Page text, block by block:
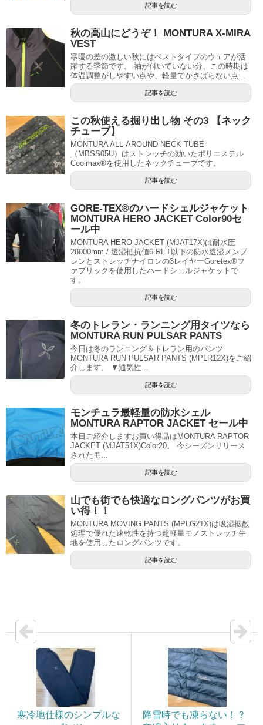
記事を読む
秋の高山にどうぞ！ MONTURA X-MIRA
VEST
寒暖の差の激しい秋にはベストタイプのウェアが活
躍する季節です。 袖が付いていない分、この時期は
体温調整がしやすい点や、軽量でかさばらない点...
記事を読む
この秋使える掘り出し物 その3 【ネック
チューブ】
MONTURA ALL-AROUND NECK TUBE
（MBSS05U）はストレッチの効いたポリエステル
Coolmax®を使用したネックチューブです。
記事を読む
GORE-TEX®のハードシェルジャケット
MONTURA HERO JACKET Color90セ
ール中
MONTURA HERO JACKET (MJAT17X)は耐水圧
28000mm / 透湿抵抗値6 RET以下の防水透湿メンブ
レンとストレッチナイロンの3レイヤーGoretex®フ
ァブリックを使用したハードシェルジャケットで
す。
記事を読む
冬のトレラン・ランニング用タイツなら
MONTURA RUN PULSAR PANTS
今日は冬のランニング＆トレラン用のパンツ
MONTURA RUN PULSAR PANTS (MPLR12X)をご紹
介します。 ▼通気性...
記事を読む
モンチュラ最軽量の防水シェル
MONTURA RAPTOR JACKET セール中
本日ご紹介しますお買い得品はMONTURA RAPTOR
JACKET (MJAT51X)Color20。 今シーズンリリース
されたモ...
記事を読む
山でも街でも快適なロングパンツがお買
い得！！
MONTURA MOVING PANTS (MPLG21X)は吸湿拡散
処理で優れた速乾性を持つ超軽量モノストレッチ生
地を使用したロングパンツです。
記事を読む
寒冷地仕様のシンプルな
降雪時でも凍らない！？